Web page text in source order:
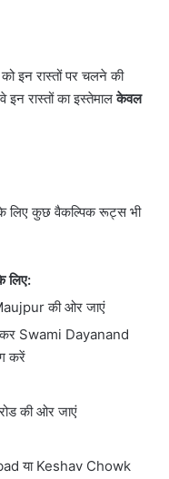
इन रास्तों पर चलने की
इन रास्तों का इस्तेमालकेवल
के लिए कुछ वैकल्पिक रूट्स भी
लिए:
की ओर जाएं
Swami Dayanand
करें
की ओर जाएं
या Keshav Chowk